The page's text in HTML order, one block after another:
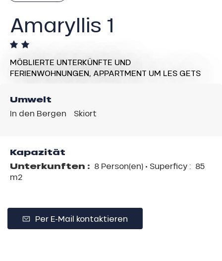
Amaryllis 1
MÖBLIERTE UNTERKÜNFTE UND
FERIENWOHNUNGEN, APPARTMENT UM LES GETS
Umwelt
In den Bergen Skiort
Kapazität
Unterkunften : 8 Person(en) • Superficy : 85
m2
Per E-Mail kontaktieren